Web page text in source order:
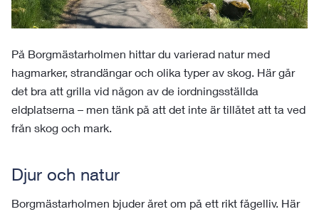
På Borgmästarholmen hittar du varierad natur med
hagmarker, strandängar och olika typer av skog. Här går
det bra att grilla vid någon av de iordningsställda
eldplatserna – men tänk på att det inte är tillåtet att ta ved
från skog och mark.
Djur och natur
Borgmästarholmen bjuder året om på ett rikt fågelliv. Här